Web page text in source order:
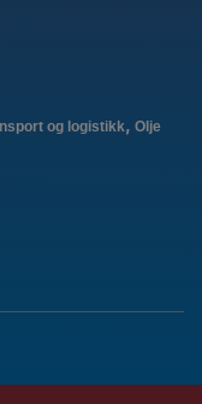
og logistikk, Olje